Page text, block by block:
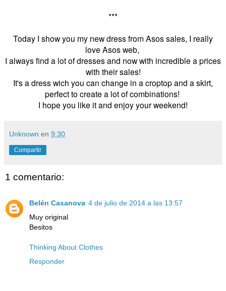
***
Today I show you my new dress from Asos sales, I really
love Asos web,
I always find a lot of dresses and now with incredible a prices
with their sales!
It's a dress wich you can change in a croptop and a skirt,
perfect to create a lot of combinations!
I hope you like it and enjoy your weekend!
Unknown en 9:30
Compartir
1 comentario:
Belén Casanova 4 de julio de 2014 a las 13:57
Muy original
Besitos
Thinking About Clothes
Responder